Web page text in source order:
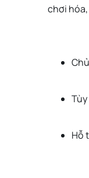
chơi
Hỗ